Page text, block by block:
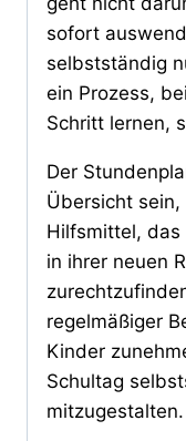
sofort
selbstständig
ein Prozess,
Schritt lernen,
Der
Übersicht
Hilfsmittel,
in ihrer neuen
regelmäßiger
Kinder
Schultag
mitzugestalten.